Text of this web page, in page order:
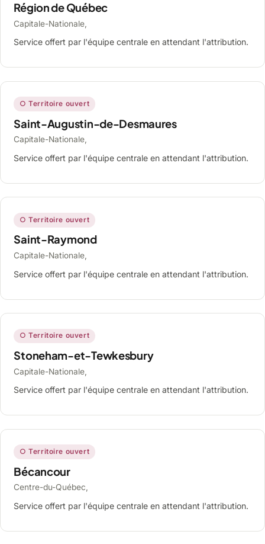
Région de Québec
Capitale-Nationale,
Service offert par l'équipe centrale en attendant l'attribution.
○ Territoire ouvert
Saint-Augustin-de-Desmaures
Capitale-Nationale,
Service offert par l'équipe centrale en attendant l'attribution.
○ Territoire ouvert
Saint-Raymond
Capitale-Nationale,
Service offert par l'équipe centrale en attendant l'attribution.
○ Territoire ouvert
Stoneham-et-Tewkesbury
Capitale-Nationale,
Service offert par l'équipe centrale en attendant l'attribution.
○ Territoire ouvert
Bécancour
Centre-du-Québec,
Service offert par l'équipe centrale en attendant l'attribution.